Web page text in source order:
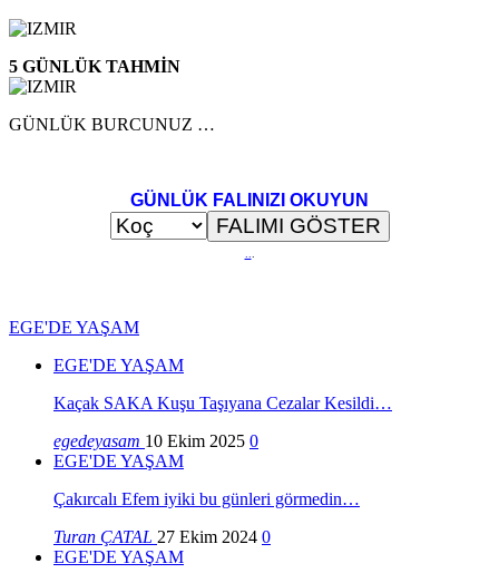
5 GÜNLÜK TAHMİN
GÜNLÜK BURCUNUZ …
GÜNLÜK FALINIZI OKUYUN
...
EGE'DE YAŞAM
EGE'DE YAŞAM
Kaçak SAKA Kuşu Taşıyana Cezalar Kesildi…
egedeyasam 10 Ekim 2025 0
EGE'DE YAŞAM
Çakırcalı Efem iyiki bu günleri görmedin…
Turan ÇATAL 27 Ekim 2024 0
EGE'DE YAŞAM